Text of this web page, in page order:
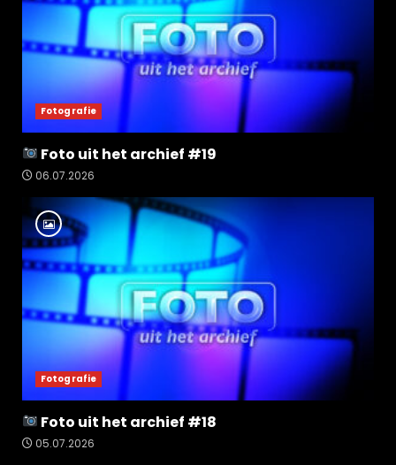
Fotografie
Foto uit het archief #19
06.07.2026
Fotografie
Foto uit het archief #18
05.07.2026